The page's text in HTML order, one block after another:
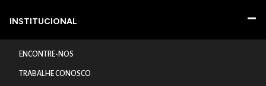
INSTITUCIONAL
ENCONTRE-NOS
TRABALHE CONOSCO